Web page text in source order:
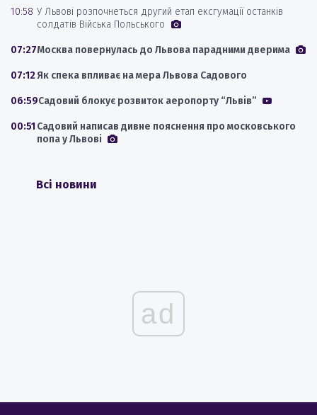
10:58 У Львові розпочнеться другий етап ексгумації останків
солдатів Війська Польського
07:27Москва повернулась до Львова парадними дверима
07:12Як спека впливає на мера Львова Садового
06:59Садовий блокує розвиток аеропорту “Львів”
00:51 Садовий написав дивне пояснення про московського
попа у Львові
Всі новини
ad